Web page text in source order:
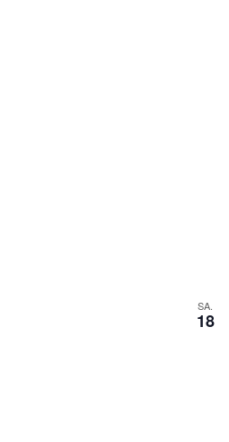
SA.
18